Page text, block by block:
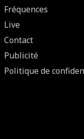
Fréquences
Live
Contact
Publicité
Politique de